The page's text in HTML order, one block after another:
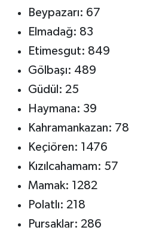
Beypazarı: 67
Elmadağ: 83
Etimesgut: 849
Gölbaşı: 489
Güdül: 25
Haymana: 39
Kahramankazan: 78
Keçiören: 1476
Kızılcahamam: 57
Mamak: 1282
Polatlı: 218
Pursaklar: 286